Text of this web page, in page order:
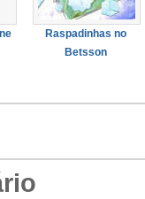
Raspadinhas no
Betsson